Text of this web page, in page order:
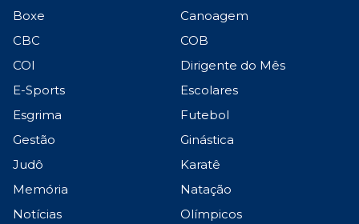
Boxe
Canoagem
CBC
COB
COI
Dirigente do Mês
E-Sports
Escolares
Esgrima
Futebol
Gestão
Ginástica
Judô
Karatê
Memória
Natação
Notícias
Olímpicos